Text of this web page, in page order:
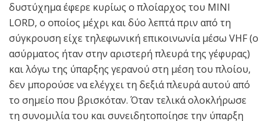
δυστύχημα έφερε κυρίως ο πλοίαρχος του MINI
LORD, o οποίος μέχρι και δύο λεπτά πριν από τη
σύγκρουση είχε τηλεφωνική επικοινωνία μέσω VHF (ο
ασύρματος ήταν στην αριστερή πλευρά της γέφυρας)
και λόγω της ύπαρξης γερανού στη μέση του πλοίου,
δεν μπορούσε να ελέγχει τη δεξιά πλευρά αυτού από
το σημείο που βρισκόταν. Όταν τελικά ολοκλήρωσε
τη συνομιλία του και συνειδητοποίησε την ύπαρξη